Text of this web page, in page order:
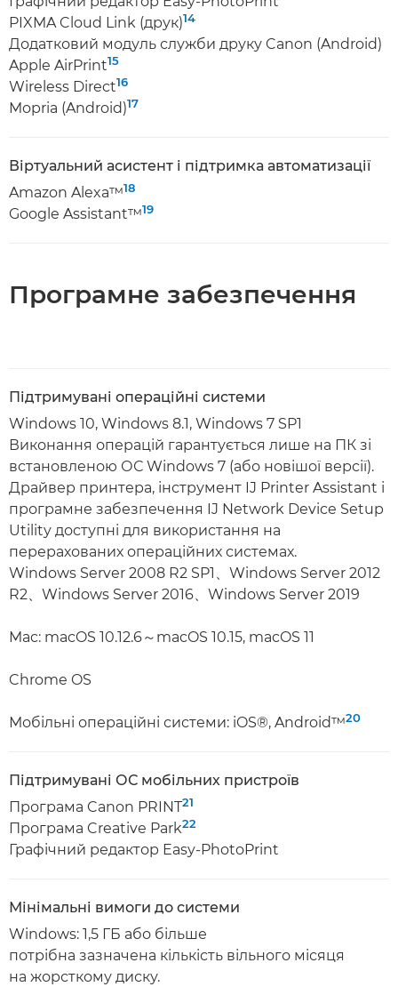
PIXMA Cloud Link (друк)14
Додатковий модуль служби друку Canon (Android)
Apple AirPrint15
Wireless Direct16
Mopria (Android)17
Віртуальний асистент і підтримка автоматизації
Amazon Alexa™18
Google Assistant™19
Програмне забезпечення
Підтримувані операційні системи
Windows 10, Windows 8.1, Windows 7 SP1
Виконання операцій гарантується лише на ПК зі
встановленою ОС Windows 7 (або новішої версії).
Драйвер принтера, інструмент IJ Printer Assistant і
програмне забезпечення IJ Network Device Setup
Utility доступні для використання на
перерахованих операційних системах.
Windows Server 2008 R2 SP1、Windows Server 2012
R2、Windows Server 2016、Windows Server 2019
Mac: macOS 10.12.6～macOS 10.15, macOS 11
Chrome OS
Мобільні операційні системи: iOS®, Android™20
Підтримувані ОС мобільних пристроїв
Програма Canon PRINT21
Програма Creative Park22
Графічний редактор Easy-PhotoPrint
Мінімальні вимоги до системи
Windows: 1,5 ГБ або більше
потрібна зазначена кількість вільного місяця
на жорсткому диску.